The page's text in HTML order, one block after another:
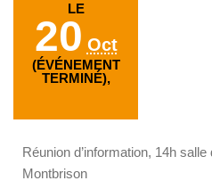
LE
20 Oct
(ÉVÉNEMENT
TERMINÉ),
Réunion d’information, 14h
Montbrison